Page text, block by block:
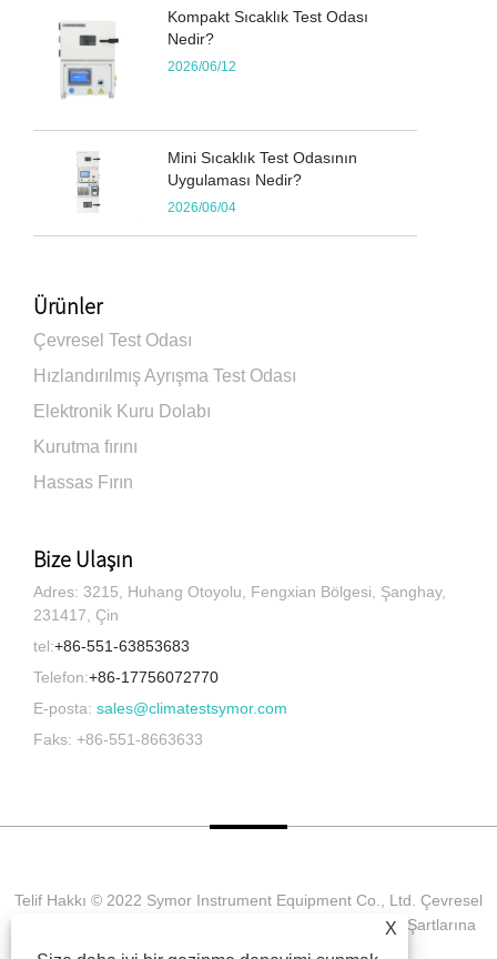
Kompakt Sıcaklık Test Odası
Nedir?
2026/06/12
Mini Sıcaklık Test Odasının
Uygulaması Nedir?
2026/06/04
Ürünler
Çevresel Test Odası
Hızlandırılmış Ayrışma Test Odası
Elektronik Kuru Dolabı
Kurutma fırını
Hassas Fırın
Bize Ulaşın
Adres: 3215, Huhang Otoyolu, Fengxian Bölgesi, Şanghay,
231417, Çin
tel:+86-551-63853683
Telefon:+86-17756072770
E-posta: sales@climatestsymor.com
Faks: +86-551-8663633
Telif Hakkı © 2022 Symor Instrument Equipment Co., Ltd. Çevresel
Test Odası, Elektronik Kuru Kabin, Hızlandırılmış Hava Şartlarına
Dayanıklı Test Odası Tüm Hakları saklıdır.
X